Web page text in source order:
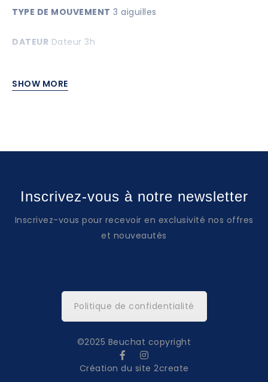
TYPE DE MOUVEMENT 3 aiguilles
DATEUR Dateur 3h
LUNETTEUnidirectionnelle
BRACELETSilicone
SHOW MORE
Inscrivez-vous à notre newsletter
Inscrivez-vous pour recevoir en exclusivité nos offres
et nouveautés
Politique de confidentialité
©2025 Beuchat copyright
Création du site 2create